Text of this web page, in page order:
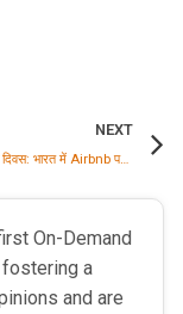
NEXT
अंतर्राष्ट्रीय महिला दिवस: भारत में Airbnb पर 30% होस्ट महिलाएं, 35% ‘गेस्ट फेवरेट’ लिस्टिंग
On-Demand
a
and are